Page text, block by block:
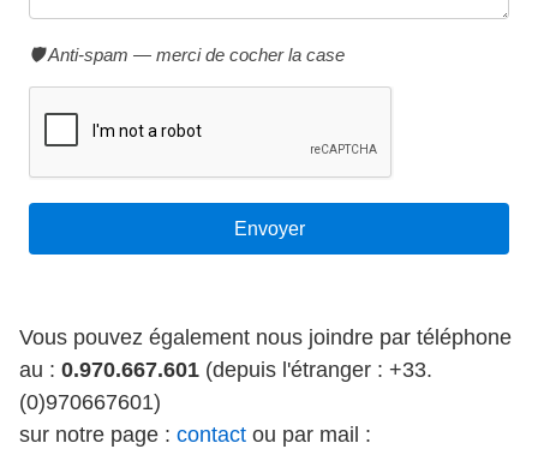
🛡️ Anti-spam — merci de cocher la case
Vous pouvez également nous joindre par téléphone
au : 0.970.667.601 (depuis l'étranger : +33.
(0)970667601)
sur notre page : contact ou par mail :